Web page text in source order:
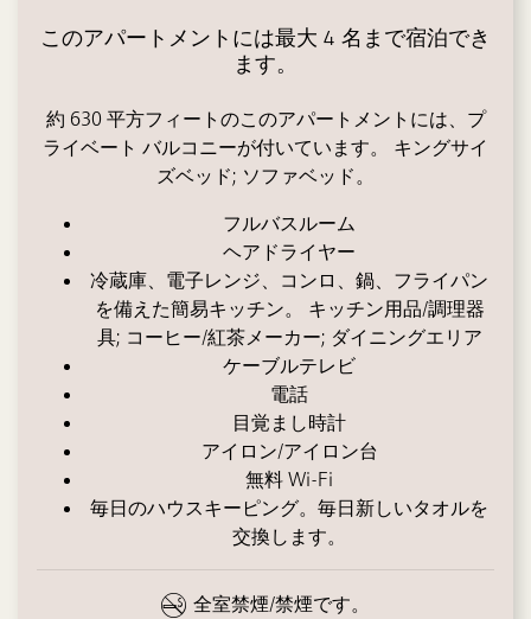
このアパートメントには最大 4 名まで宿泊でき
ます。
約 630 平方フィートのこのアパートメントには、プ
ライベート バルコニーが付いています。 キングサイ
ズベッド; ソファベッド。
フルバスルーム
ヘアドライヤー
冷蔵庫、電子レンジ、コンロ、鍋、フライパン
を備えた簡易キッチン。 キッチン用品/調理器
具; コーヒー/紅茶メーカー; ダイニングエリア
ケーブルテレビ
電話
目覚まし時計
アイロン/アイロン台
無料 Wi-Fi
毎日のハウスキーピング。毎日新しいタオルを
交換します。
全室禁煙/禁煙です。